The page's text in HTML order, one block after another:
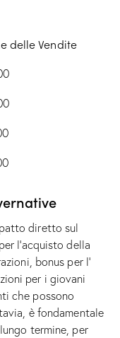
delle Vendite
diretto sul
l’acquisto della
bonus per l’
per i giovani
che possono
è fondamentale
termine, per